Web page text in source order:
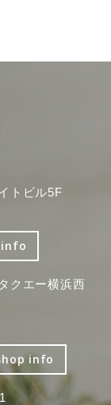
トビル5F
info
クエー横浜西
info